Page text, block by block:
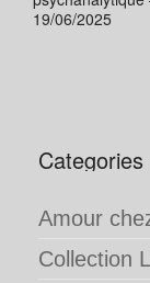
19/06/2025
Categories
Amour
Collection